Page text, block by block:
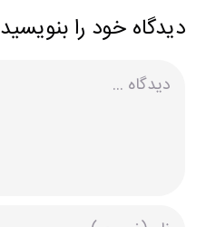
دیدگاه خود را بنویسید